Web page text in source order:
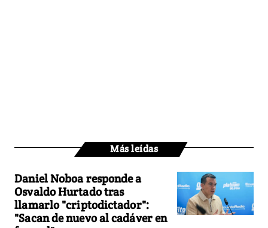
Más leídas
Daniel Noboa responde a
Osvaldo Hurtado tras
llamarlo "criptodictador":
"Sacan de nuevo al cadáver en